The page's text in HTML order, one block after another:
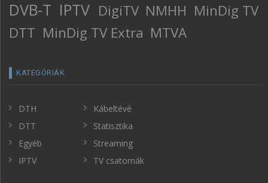
DVB-T IPTV DigiTV NMHH MinDig TV
DTT MinDig TV Extra MTVA
KATEGÓRIÁK
DTH
DTT
Egyéb
IPTV
Kábeltévé
Statisztika
Streaming
TV csatornák